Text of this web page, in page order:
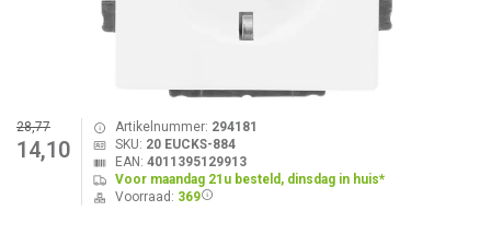
28,77
14,10
Artikelnummer: 294181
SKU: 20 EUCKS-884
EAN: 4011395129913
Voor maandag 21u besteld, dinsdag in huis*
Voorraad: 369